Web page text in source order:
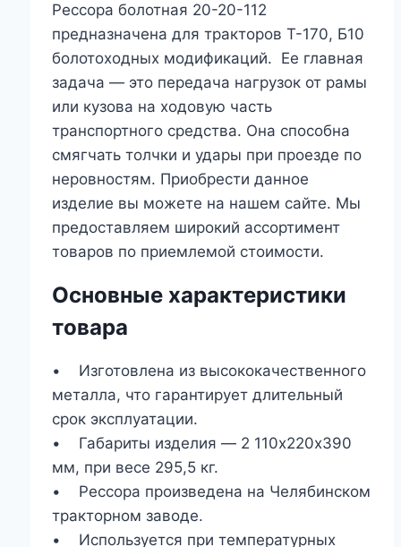
Рессора болотная 20-20-112
предназначена для тракторов Т-170, Б10
болотоходных модификаций. Ее главная
задача ― это передача нагрузок от рамы
или кузова на ходовую часть
транспортного средства. Она способна
смягчать толчки и удары при проезде по
неровностям. Приобрести данное
изделие вы можете на нашем сайте. Мы
предоставляем широкий ассортимент
товаров по приемлемой стоимости.
Основные характеристики
товара
• Изготовлена из высококачественного
металла, что гарантирует длительный
срок эксплуатации.
• Габариты изделия ― 2 110х220х390
мм, при весе 295,5 кг.
• Рессора произведена на Челябинском
тракторном заводе.
• Используется при температурных